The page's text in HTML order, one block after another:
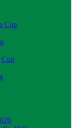
Cup
Cup